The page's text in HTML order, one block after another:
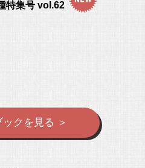
特集号 vol.62
クを見る ＞